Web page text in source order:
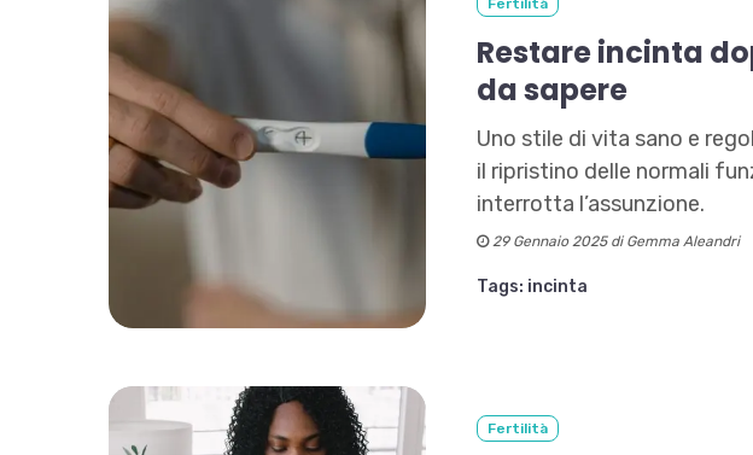
Fertilità
Restare incinta
da sapere
Uno stile di vita sano e
il ripristino delle normali
interrotta l’assunzione.
29 Gennaio 2025 di Gemma Aleandri
Tags: incinta
Fertilità